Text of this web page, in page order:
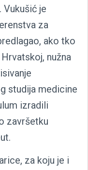
Vukušić je
za
ako tko
nužna
studija medicine
izradili
završetku
za koju je i